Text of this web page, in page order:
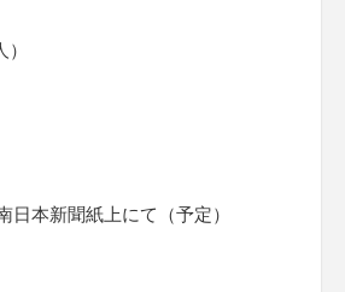
日本新聞紙上にて（予定）